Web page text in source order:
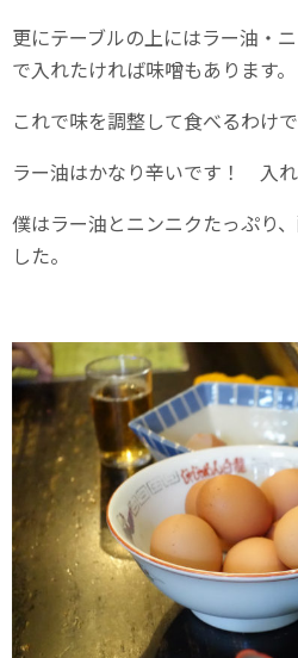
更にテーブルの上にはラー油・
で入れたければ味噌もあります。
これで味を調整して食べるわけで
ラー油はかなり辛いです！ 入
僕はラー油とニンニクたっぷり
した。